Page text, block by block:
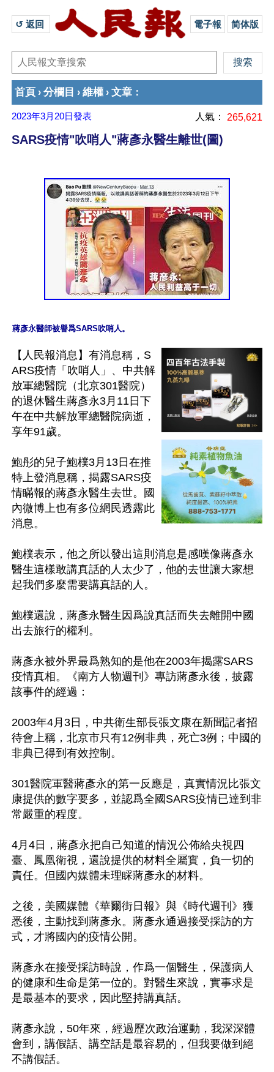
↺ 返回 電子報 简体版
首頁 › 分欄目 › 維權 › 文章 ：
2023年3月20日發表 人氣： 265,621
SARS疫情"吹哨人"蔣彥永醫生離世(圖)
【人民報消息】有消息稱，S
ARS疫情「吹哨人」、中共解
放軍總醫院（北京301醫院）
的退休醫生蔣彥永3月11日下
午在中共解放軍總醫院病逝，
享年91歲。
鮑彤的兒子鮑樸3月13日在推
特上發消息稱，揭露SARS疫
情瞞報的蔣彥永醫生去世。國
內微博上也有多位網民透露此
消息。
鮑樸表示，他之所以發出這則消息是感嘆像蔣彥永
醫生這樣敢講真話的人太少了，他的去世讓大家想
起我們多麼需要講真話的人。
鮑樸還說，蔣彥永醫生因爲說真話而失去離開中國
出去旅行的權利。
蔣彥永被外界最爲熟知的是他在2003年揭露SARS
疫情真相。《南方人物週刊》專訪蔣彥永後，披露
該事件的經過：
2003年4月3日，中共衛生部長張文康在新聞記者招
待會上稱，北京市只有12例非典，死亡3例；中國的
非典已得到有效控制。
301醫院軍醫蔣彥永的第一反應是，真實情況比張文
康提供的數字要多，並認爲全國SARS疫情已達到非
常嚴重的程度。
4月4日，蔣彥永把自己知道的情況公佈給央視四
臺、鳳凰衛視，還說提供的材料全屬實，負一切的
責任。但國內媒體未理睬蔣彥永的材料。
之後，美國媒體《華爾街日報》與《時代週刊》獲
悉後，主動找到蔣彥永。蔣彥永通過接受採訪的方
式，才將國內的疫情公開。
蔣彥永在接受採訪時說，作爲一個醫生，保護病人
的健康和生命是第一位的。對醫生來說，實事求是
是最基本的要求，因此堅持講真話。
蔣彥永說，50年來，經過歷次政治運動，我深深體
會到，講假話、講空話是最容易的，但我要做到絕
不講假話。